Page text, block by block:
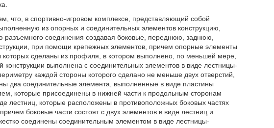
что, в спортивно-игровом комплексе, представляющий собой
из опорных и соединительных элементов конструкцию,
соединения создавая боковые, переднюю, заднюю,
при помощи крепежных элементов, причем опорные элементы
сделаны из профиля, в котором выполнено, по меньшей мере,
конструкции выполнена с соединительных элементов в виде лестницы-
каждой стороны которого сделано не меньше двух отверстий,
два соединительные элемента, выполненные в виде пластины
которые присоединены в нижней части к продольным сторонам
лестниц, которые расположены в противоположных боковых частях
боковые части состоят с двух элементов в виде лестниц и
соединены соединительным элементом в виде лестницы-